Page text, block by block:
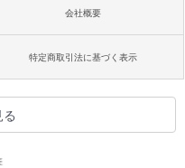
会社概要
特定商取引法に基づく表示
る